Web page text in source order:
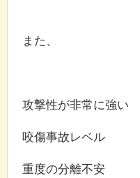
また、
攻撃性が非常に強い
咬傷事故レベル
重度の分離不安